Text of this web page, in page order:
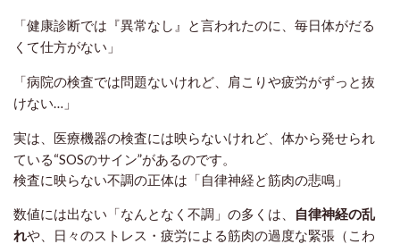
「健康診断では『異常なし』と言われたのに、毎日体がだる
くて仕方がない」
「病院の検査では問題ないけれど、肩こりや疲労がずっと抜
けない…」
実は、医療機器の検査には映らないけれど、体から発せられ
ている“SOSのサイン”があるのです。
検査に映らない不調の正体は「自律神経と筋肉の悲鳴」
数値には出ない「なんとなく不調」の多くは、
自律神経の乱
れや、日々のストレス・疲労による筋肉の過度な緊張（こわ